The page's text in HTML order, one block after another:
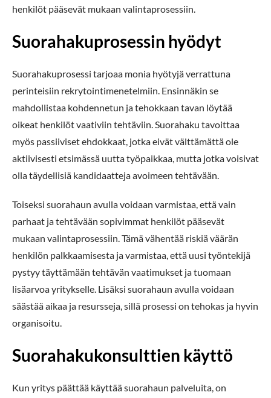
henkilöt pääsevät mukaan valintaprosessiin.
Suorahakuprosessin hyödyt
Suorahakuprosessi tarjoaa monia hyötyjä verrattuna
perinteisiin rekrytointimenetelmiin. Ensinnäkin se
mahdollistaa kohdennetun ja tehokkaan tavan löytää
oikeat henkilöt vaativiin tehtäviin. Suorahaku tavoittaa
myös passiiviset ehdokkaat, jotka eivät välttämättä ole
aktiivisesti etsimässä uutta työpaikkaa, mutta jotka voisivat
olla täydellisiä kandidaatteja avoimeen tehtävään.
Toiseksi suorahaun avulla voidaan varmistaa, että vain
parhaat ja tehtävään sopivimmat henkilöt pääsevät
mukaan valintaprosessiin. Tämä vähentää riskiä väärän
henkilön palkkaamisesta ja varmistaa, että uusi työntekijä
pystyy täyttämään tehtävän vaatimukset ja tuomaan
lisäarvoa yritykselle. Lisäksi suorahaun avulla voidaan
säästää aikaa ja resursseja, sillä prosessi on tehokas ja hyvin
organisoitu.
Suorahakukonsulttien käyttö
Kun yritys päättää käyttää suorahaun palveluita, on